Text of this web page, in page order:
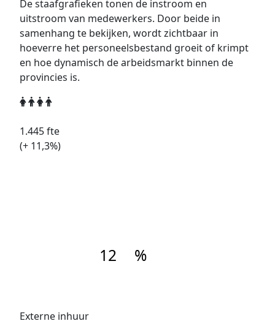
De staafgrafieken tonen de instroom en
uitstroom van medewerkers. Door beide in
samenhang te bekijken, wordt zichtbaar in
hoeverre het personeelsbestand groeit of krimpt
en hoe dynamisch de arbeidsmarkt binnen de
provincies is.
1.445fte
(+ 11,3%)
12 %
Externe inhuur